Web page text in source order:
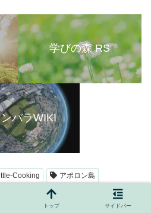
学びの森 RS
バラWIKI
Cooking
アポロン島
さん
アロム旅館
ランタン 花火
トップ サイドバー